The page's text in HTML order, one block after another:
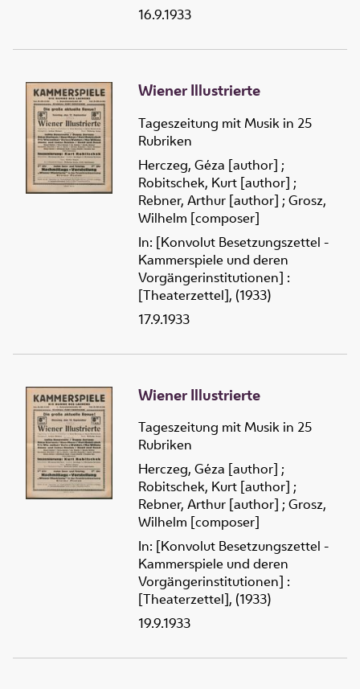
16.9.1933
Wiener Illustrierte
Tageszeitung mit Musik in 25
Rubriken
Herczeg, Géza [author] ;
Robitschek, Kurt [author] ;
Rebner, Arthur [author] ; Grosz,
Wilhelm [composer]
In: [Konvolut Besetzungszettel -
Kammerspiele und deren
Vorgängerinstitutionen] :
[Theaterzettel], (1933)
17.9.1933
Wiener Illustrierte
Tageszeitung mit Musik in 25
Rubriken
Herczeg, Géza [author] ;
Robitschek, Kurt [author] ;
Rebner, Arthur [author] ; Grosz,
Wilhelm [composer]
In: [Konvolut Besetzungszettel -
Kammerspiele und deren
Vorgängerinstitutionen] :
[Theaterzettel], (1933)
19.9.1933